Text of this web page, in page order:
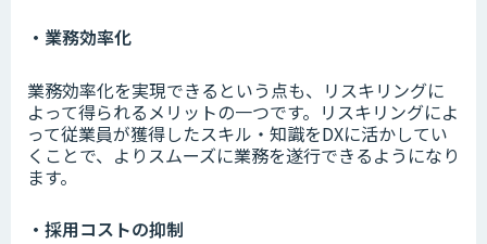
・業務効率化
業務効率化を実現できるという点も、リスキリングに
よって得られるメリットの一つです。リスキリングによ
って従業員が獲得したスキル・知識をDXに活かしてい
くことで、よりスムーズに業務を遂行できるようになり
ます。
・採用コストの抑制